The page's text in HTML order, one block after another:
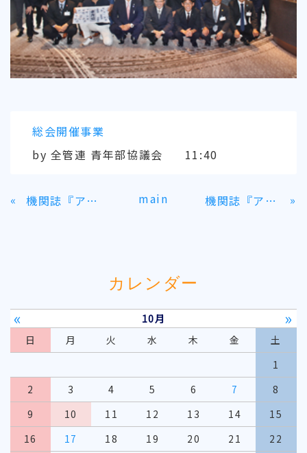
総会開催事業
by 全管連 青年部協議会 11:40
« 機関誌『アヒルのたまご』 最新号（2016年5月12日発行 No.56） main 機関誌『アヒルのたまご』 最新号（2016年10月17日発行 No.57） »
カレンダー
« 10月 »
日 月 火 水 木 金
土
1
2
3 4 5 6 7
8
9
10 11 12 13 14
15
16
17 18 19 20 21 22